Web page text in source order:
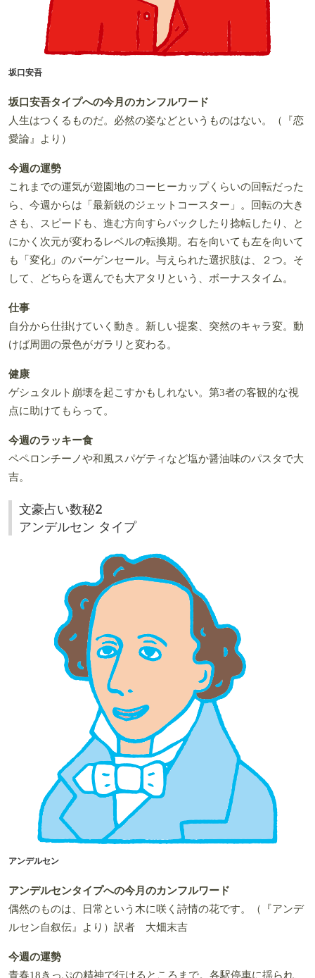
坂口安吾
坂口安吾タイプへの今月のカンフルワード
人生はつくるものだ。必然の姿などというものはない。（『恋
愛論』より）
今週の運勢
これまでの運気が遊園地のコーヒーカップくらいの回転だった
ら、今週からは「最新鋭のジェットコースター」。回転の大き
さも、スピードも、進む方向すらバックしたり捻転したり、と
にかく次元が変わるレベルの転換期。右を向いても左を向いて
も「変化」のバーゲンセール。与えられた選択肢は、２つ。そ
して、どちらを選んでも大アタリという、ボーナスタイム。
仕事
自分から仕掛けていく動き。新しい提案、突然のキャラ変。動
けば周囲の景色がガラリと変わる。
健康
ゲシュタルト崩壊を起こすかもしれない。第3者の客観的な視
点に助けてもらって。
今週のラッキー食
ペペロンチーノや和風スパゲティなど塩か醤油味のパスタで大
吉。
文豪占い数秘2
アンデルセン タイプ
アンデルセン
アンデルセンタイプへの今月のカンフルワード
偶然のものは、日常という木に咲く詩情の花です。（『アンデ
ルセン自叙伝』より）訳者 大畑末吉
今週の運勢
青春18きっぷの精神で行けるところまで。各駅停車に揺られ、